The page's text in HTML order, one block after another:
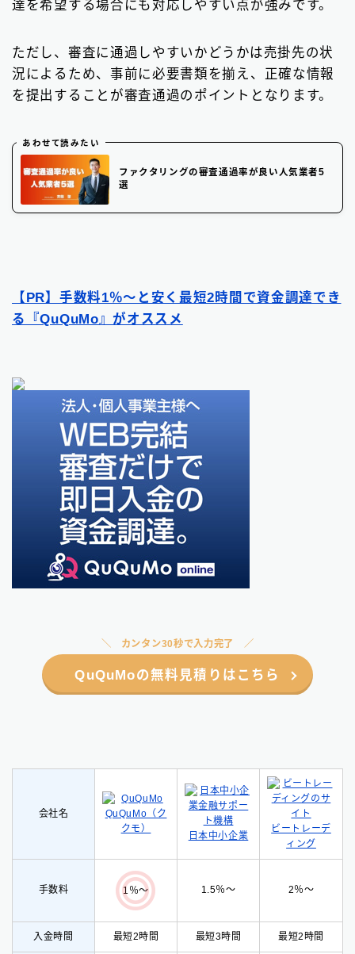
Follow Me
達を希望する場合にも対応しやすい点が強みです。
ただし、審査に通過しやすいかどうかは売掛先の状
況によるため、事前に必要書類を揃え、正確な情報
を提出することが審査通過のポイントとなります。
あわせて読みたい
ファクタリングの審査通過率が良い人気業者5
選
【PR】手数料1％〜と安く最短2時間で資金調達でき
る『QuQuMo』がオススメ
カンタン30秒で入力完了
QuQuMoの無料見積りはこちら
会社名
QuQuMo（ク
クモ）
日本中小企業
ビートレーデ
ィング
手数料 1％〜 1.5％〜 2％〜
入金時間 最短2時間 最短3時間 最短2時間